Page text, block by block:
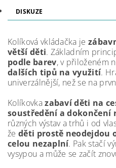
DISKUZE
Kolíková vkládačka je
větší děti. Základním
podle barev, v přiloženém
dalších tipů na využití.
univerzálnější, než se na
Kolíkovkazabaví děti na
soustředění a dokončení
různých výstav a trhů i od
že děti prostě neodejdou
celou nezaplní. Pak stačí
vysypou a může se začít